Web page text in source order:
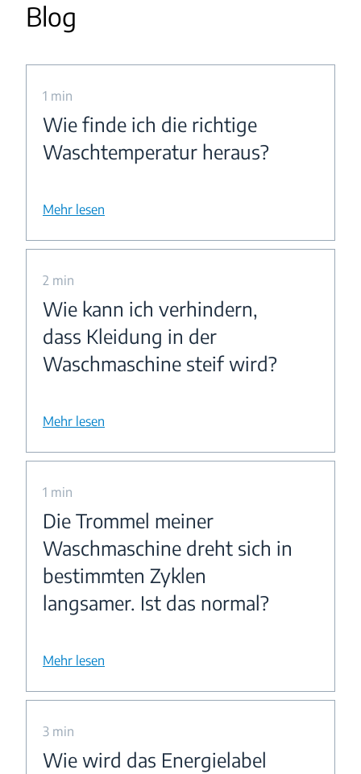
Blog
1 min
Wie finde ich die richtige
Waschtemperatur heraus?
Mehr lesen
2 min
Wie kann ich verhindern,
dass Kleidung in der
Waschmaschine steif wird?
Mehr lesen
1 min
Die Trommel meiner
Waschmaschine dreht sich in
bestimmten Zyklen
langsamer. Ist das normal?
Mehr lesen
3 min
Wie wird das Energielabel